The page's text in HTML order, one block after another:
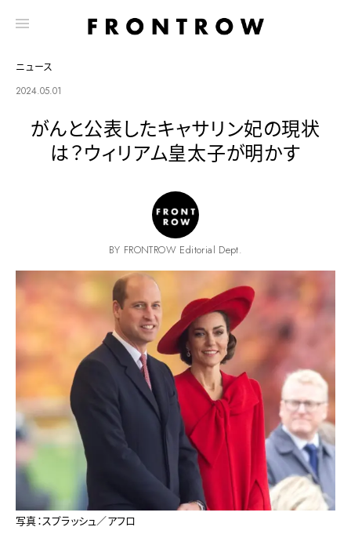
ニュース
2024.05.01
がんと公表したキャサリン妃の現状
は？ウィリアム皇太子が明かす
BY FRONTROW Editorial Dept.
写真：スプラッシュ／アフロ